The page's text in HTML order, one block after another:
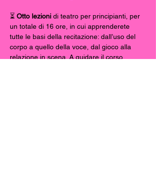
⏳ Otto lezioni di teatro per principianti, per
un totale di 16 ore, in cui apprenderete
tutte le basi della recitazione: dall’uso del
corpo a quello della voce, dal gioco alla
relazione in scena. A guidare il corso,